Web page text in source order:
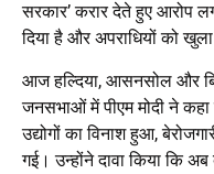
सरकार’ करार देते हुए आरोप
दिया है और अपराधियों को
आज हल्दिया, आसनसोल और
जनसभाओं में पीएम मोदी ने
उद्योगों का विनाश हुआ,
गई। उन्होंने दावा किया कि